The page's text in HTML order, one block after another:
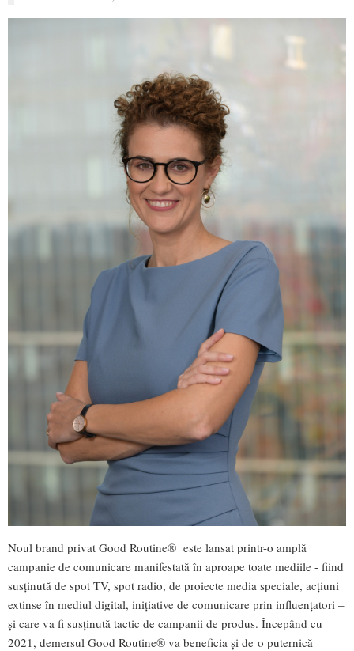
Noul brand privat Good Routine® este lansat printr-o amplă
campanie de comunicare manifestată în aproape toate mediile - fiind
susținută de spot TV, spot radio, de proiecte media speciale, acțiuni
extinse în mediul digital, inițiative de comunicare prin influențatori –
și care va fi susținută tactic de campanii de produs. Începând cu
2021, demersul Good Routine® va beneficia și de o puternică